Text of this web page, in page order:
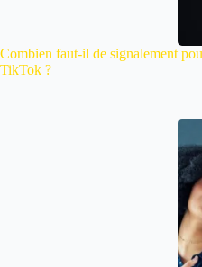
Combien faut-il de signalement
TikTok ?